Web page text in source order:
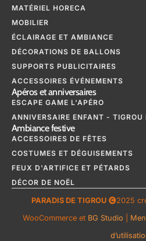
MATÉRIEL HORECA
MOBILIER
ÉCLAIRAGE ET AMBIANCE
DÉCORATIONS DE BALLONS
SUPPORTS PUBLICITAIRES
ACCESSOIRES ÉVÉNEMENTS
Apéros et anniversaires
ESCAPE GAME L'APÉRO
ANNIVERSAIRE ENFANT - TIGROU
Ambiance festive
ACCESSOIRES DE FÊTES
COSTUMES ET DÉGUISEMENTS
FEUX D'ARTIFICE ET PÉTARDS
DÉCOR DE NOËL
PARADIS DE TIGROU 2025
WooCommerce et BG Studio